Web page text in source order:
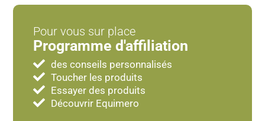
Pour vous sur place
Programme d'affiliation
des conseils personnalisés
Toucher les produits
Essayer des produits
Découvrir Equimero